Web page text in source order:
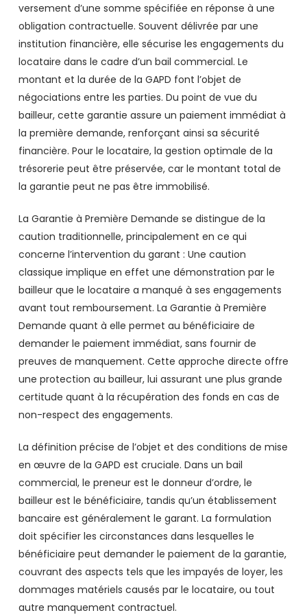
versement d’une somme spécifiée en réponse à une
obligation contractuelle. Souvent délivrée par une
institution financière, elle sécurise les engagements du
locataire dans le cadre d’un bail commercial. Le
montant et la durée de la GAPD font l’objet de
négociations entre les parties. Du point de vue du
bailleur, cette garantie assure un paiement immédiat à
la première demande, renforçant ainsi sa sécurité
financière. Pour le locataire, la gestion optimale de la
trésorerie peut être préservée, car le montant total de
la garantie peut ne pas être immobilisé.
La Garantie à Première Demande se distingue de la
caution traditionnelle, principalement en ce qui
concerne l’intervention du garant : Une caution
classique implique en effet une démonstration par le
bailleur que le locataire a manqué à ses engagements
avant tout remboursement. La Garantie à Première
Demande quant à elle permet au bénéficiaire de
demander le paiement immédiat, sans fournir de
preuves de manquement. Cette approche directe offre
une protection au bailleur, lui assurant une plus grande
certitude quant à la récupération des fonds en cas de
non-respect des engagements.
La définition précise de l’objet et des conditions de mise
en œuvre de la GAPD est cruciale. Dans un bail
commercial, le preneur est le donneur d’ordre, le
bailleur est le bénéficiaire, tandis qu’un établissement
bancaire est généralement le garant. La formulation
doit spécifier les circonstances dans lesquelles le
bénéficiaire peut demander le paiement de la garantie,
couvrant des aspects tels que les impayés de loyer, les
dommages matériels causés par le locataire, ou tout
autre manquement contractuel.